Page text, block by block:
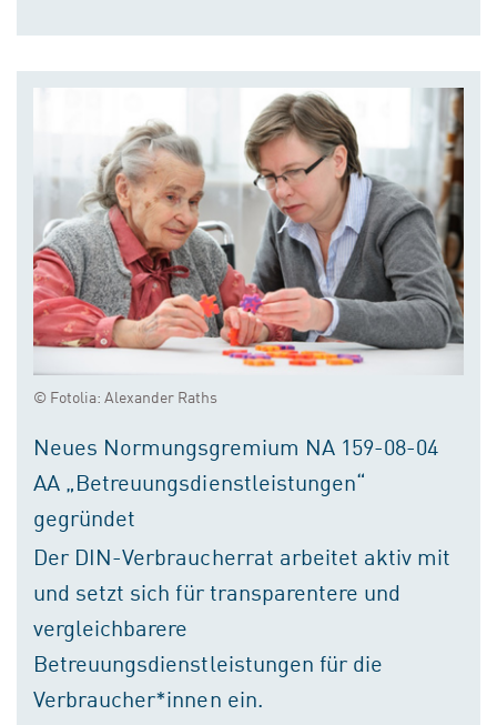
© Fotolia: Alexander Raths
Neues Normungsgremium NA 159-08-04
AA „Betreuungsdienstleistungen“
gegründet
Der DIN-Verbraucherrat arbeitet aktiv mit
und setzt sich für transparentere und
vergleichbarere
Betreuungsdienstleistungen für die
Verbraucher*innen ein.